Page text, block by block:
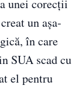
unei corecții
un așa-
în care
SUA scad cu
el pentru